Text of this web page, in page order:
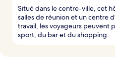
Situé dans le centre-ville, cet
salles de réunion et un centre
travail, les voyageurs peuvent
sport, du bar et du shopping.